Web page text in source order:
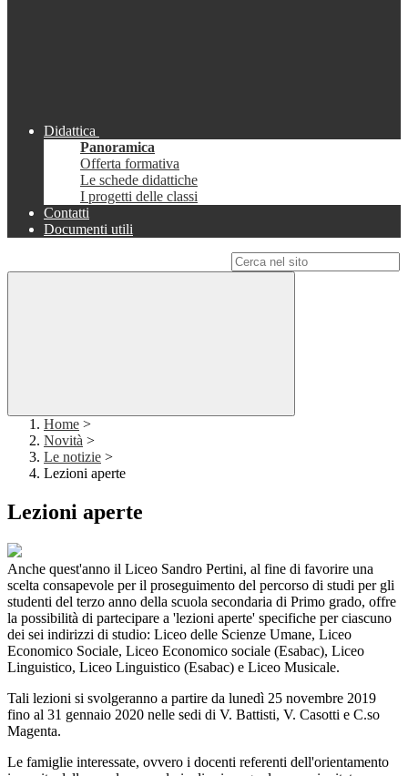
Didattica
Panoramica
Offerta formativa
Le schede didattiche
I progetti delle classi
Contatti
Documenti utili
Home >
Novità >
Le notizie >
Lezioni aperte
Lezioni aperte
Anche quest'anno il Liceo Sandro Pertini, al fine di favorire una
scelta consapevole per il proseguimento del percorso di studi per gli
studenti del terzo anno della scuola secondaria di Primo grado, offre
la possibilità di partecipare a 'lezioni aperte' specifiche per ciascuno
dei sei indirizzi di studio: Liceo delle Scienze Umane, Liceo
Economico Sociale, Liceo Economico sociale (Esabac), Liceo
Linguistico, Liceo Linguistico (Esabac) e Liceo Musicale.
Tali lezioni si svolgeranno a partire da lunedì 25 novembre 2019
fino al 31 gennaio 2020 nelle sedi di V. Battisti, V. Casotti e C.so
Magenta.
Le famiglie interessate, ovvero i docenti referenti dell'orientamento